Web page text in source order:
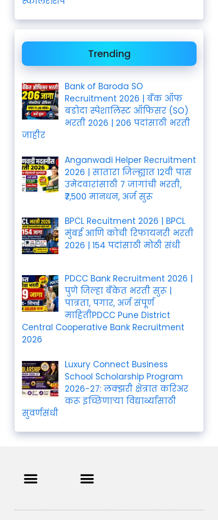
Trending
Bank of Baroda SO
Recruitment 2026 | बँक ऑफ
बडोदा स्पेशालिस्ट ऑफिसर (SO)
भरती 2026 | 206 पदांसाठी भरती
जाहीर
Anganwadi Helper Recruitment
2026 | सातारा जिल्ह्यात 12वी पास
उमेदवारांसाठी 7 जागांची भरती,
₹7,500 मानधन, अर्ज सुरू
BPCL Recuitment 2026 | BPCL
मुंबई आणि कोची रिफायनरी भरती
2026 | 154 पदांसाठी मोठी संधी
PDCC Bank Recruitment 2026 |
पुणे जिल्हा बँकेत भरती सुरू |
पात्रता, पगार, अर्ज संपूर्ण
माहितीPDCC Pune District
Central Cooperative Bank Recruitment
2026
Luxury Connect Business
School Scholarship Program
2026-27: लक्झरी क्षेत्रात करिअर
करू इच्छिणाऱ्या विद्यार्थ्यांसाठी
सुवर्णसंधी